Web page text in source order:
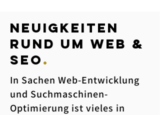
neuigkeiten
rund um web &
SEO.
In Sachen Web-Entwicklung
und Suchmaschinen-
Optimierung ist vieles in